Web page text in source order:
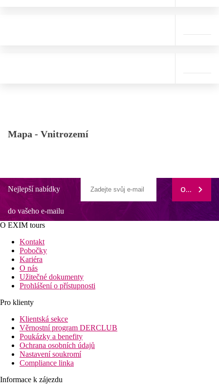
Mapa - Vnitrozemí
Nejlepší nabídky
do vašeho e-mailu
ODEBÍRAT
O EXIM tours
Kontakt
Pobočky
Kariéra
O nás
Užitečné dokumenty
Prohlášení o přístupnosti
Pro klienty
Klientská sekce
Věrnostní program DERCLUB
Poukázky a benefity
Ochrana osobních údajů
Nastavení soukromí
Compliance linka
Informace k zájezdu